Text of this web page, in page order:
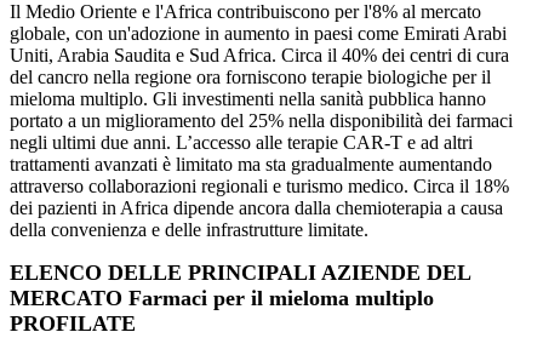
Il Medio Oriente e l'Africa contribuiscono per l'8% al mercato
globale, con un'adozione in aumento in paesi come Emirati Arabi
Uniti, Arabia Saudita e Sud Africa. Circa il 40% dei centri di cura
del cancro nella regione ora forniscono terapie biologiche per il
mieloma multiplo. Gli investimenti nella sanità pubblica hanno
portato a un miglioramento del 25% nella disponibilità dei farmaci
negli ultimi due anni. L’accesso alle terapie CAR-T e ad altri
trattamenti avanzati è limitato ma sta gradualmente aumentando
attraverso collaborazioni regionali e turismo medico. Circa il 18%
dei pazienti in Africa dipende ancora dalla chemioterapia a causa
della convenienza e delle infrastrutture limitate.
ELENCO DELLE PRINCIPALI AZIENDE DEL
MERCATO Farmaci per il mieloma multiplo
PROFILATE